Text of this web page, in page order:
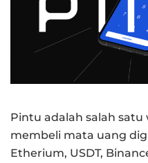
Pintu adalah salah satu
membeli mata uang
Etherium, USDT,